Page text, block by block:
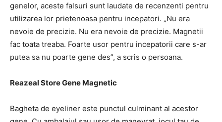
genelor, aceste falsuri sunt laudate de recenzenti pentru
utilizarea lor prietenoasa pentru incepatori. „Nu era
nevoie de precizie. Nu era nevoie de precizie. Magnetii
fac toata treaba. Foarte usor pentru incepatorii care s-ar
putea sa nu poarte gene des”, a scris o persoana.
Reazeal Store Gene Magnetic
Bagheta de eyeliner este punctul culminant al acestor